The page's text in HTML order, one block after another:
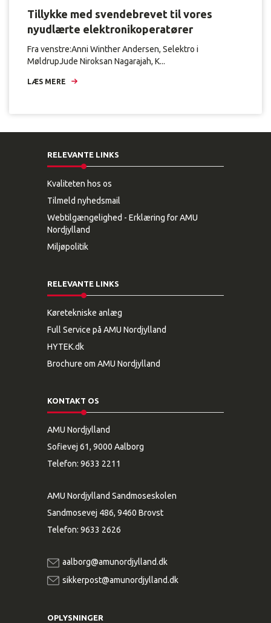
Tillykke med svendebrevet til vores
nyudlærte elektronikoperatører
Fra venstre:Anni Winther Andersen, Selektro i
MøldrupJude Niroksan Nagarajah, K...
LÆS MERE
RELEVANTE LINKS
Kvaliteten hos os
Tilmeld nyhedsmail
Webtilgængelighed - Erklæring for AMU
Nordjylland
Miljøpolitik
RELEVANTE LINKS
Køretekniske anlæg
Full Service på AMU Nordjylland
HYTEK.dk
Brochure om AMU Nordjylland
KONTAKT OS
AMU Nordjylland
Sofievej 61, 9000 Aalborg
Telefon: 9633 2211
AMU Nordjylland Sandmoseskolen
Sandmosevej 486, 9460 Brovst
Telefon: 9633 2626
aalborg@amunordjylland.dk
sikkerpost@amunordjylland.dk
OPLYSNINGER